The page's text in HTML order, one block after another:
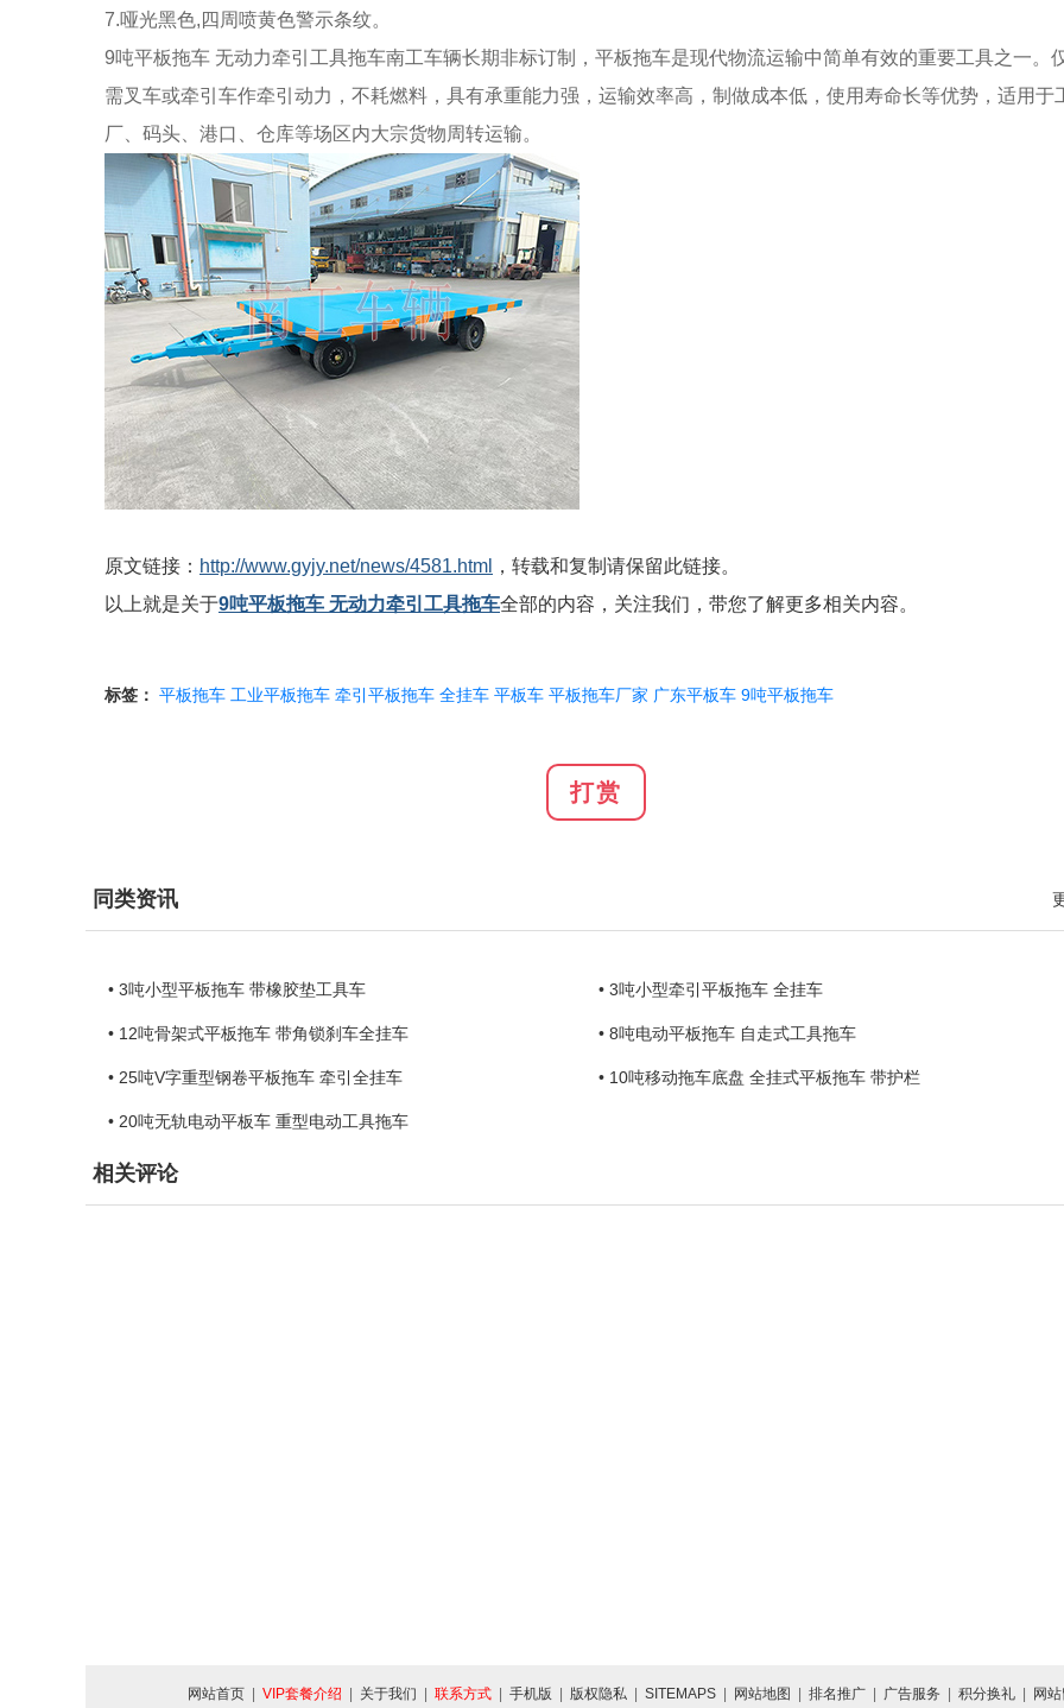
7.哑光黑色,四周喷黄色警示条纹。
9吨平板拖车 无动力牵引工具拖车南工车辆长期非标订制，平板拖车是现代物流运输中简单有效的重要工具之一。
需叉车或牵引车作牵引动力，不耗燃料，具有承重能力强，运输效率高，制做成本低，使用寿命长等优势，适用于
厂、码头、港口、仓库等场区内大宗货物周转运输。
原文链接： http://www.gyjy.net/news/4581.html
，转载和复制请保留此链接。
以上就是关于9吨平板拖车 无动力牵引工具拖车全部的内容，关注我们，带您了解更多相关内容。
标签： 平板拖车 工业平板拖车 牵引平板拖车 全挂车 平板车 平板拖车厂家 广东平板车 9吨平板拖车
打赏
同类资讯
• 3吨小型平板拖车 带橡胶垫工具车 • 3吨小型牵引平板拖车 全挂车
• 12吨骨架式平板拖车 带角锁刹车全挂车 • 8吨电动平板拖车 自走式工具拖车
• 25吨V字重型钢卷平板拖车 牵引全挂车 • 10吨移动拖车底盘 全挂式平板拖车 带护栏
• 20吨无轨电动平板车 重型电动工具拖车
相关评论
网站首页 VIP套餐介绍 关于我们 联系方式 手机版 版权隐私 SITEMAPS 网站地图 排名推广 广告服务 积分换礼 网